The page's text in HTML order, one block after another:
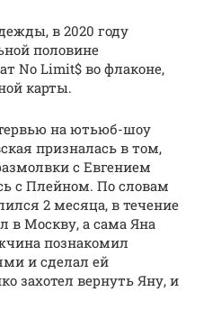
в 2020 году
половине
No Limit$ во флаконе,
карты.
на ютьюб-шоу
призналась в том,
с Евгением
с Плейном. По словам
2 месяца, в течение
в Москву, а сама Яна
познакомил
и сделал ей
захотел вернуть Яну, и